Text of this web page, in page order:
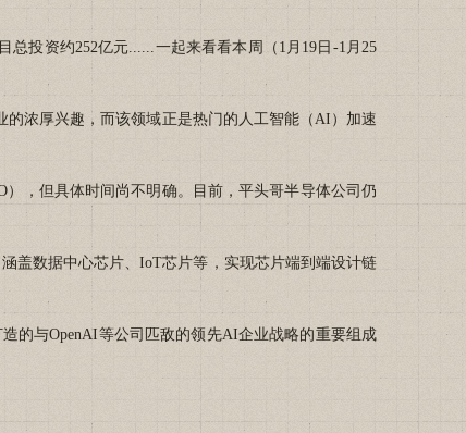
投资约252亿元......一起来看看本周（1月19日-1月25
浓厚兴趣，而该领域正是热门的人工智能（AI）加速
，但具体时间尚不明确。目前，平头哥半导体公司仍
盖数据中心芯片、IoT芯片等，实现芯片端到端设计链
的与OpenAI等公司匹敌的领先AI企业战略的重要组成